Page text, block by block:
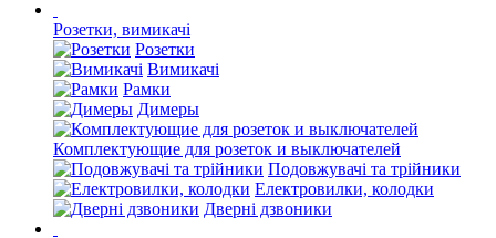
Розетки, вимикачі
Розетки
Вимикачі
Рамки
Димеры
Комплектующие для розеток и выключателей
Подовжувачі та трійники
Електровилки, колодки
Дверні дзвоники